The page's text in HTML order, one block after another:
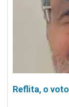
Reflita, o